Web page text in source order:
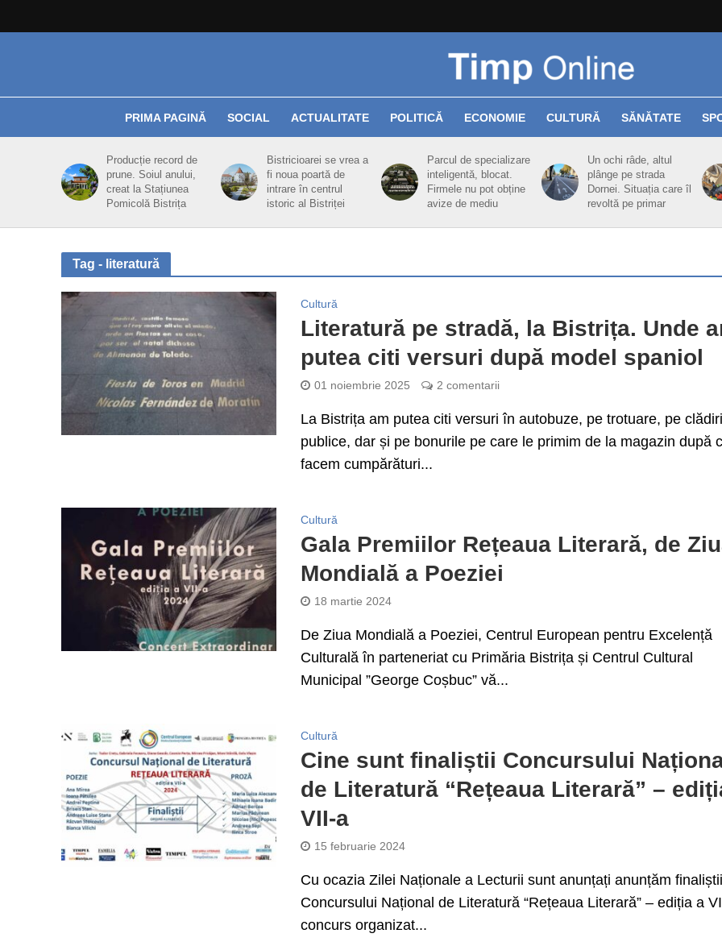
PRIMA PAGINĂ SOCIAL ACTUALITATE POLITICĂ ECONOMIE CULTURĂ SĂNĂTATE
Producție record de
prune. Soiul anului,
creat la Stațiunea
Pomicolă Bistrița
Bistricioarei se vrea a
fi noua poartă de
intrare în centrul
istoric al Bistriței
Parcul de specializare
inteligentă, blocat.
Firmele nu pot obține
avize de mediu
Un ochi râde, altul
plânge pe strada
Dornei. Situația care îl
revoltă pe primar
Tag - literatură
Cultură
Literatură pe stradă, la Bistrița. Unde
putea citi versuri după model spaniol
01 noiembrie 2025 2 comentarii
La Bistrița am putea citi versuri în autobuze, pe trotuare, pe clădiri
publice, dar și pe bonurile pe care le primim de la magazin după
facem cumpărături...
Cultură
Gala Premiilor Rețeaua Literară, de
Mondială a Poeziei
18 martie 2024
De Ziua Mondială a Poeziei, Centrul European pentru Excelență
Culturală în parteneriat cu Primăria Bistrița și Centrul Cultural
Municipal ”George Coșbuc” vă...
Cultură
Cine sunt finaliștii Concursului
de Literatură “Rețeaua Literară” –
VII-a
15 februarie 2024
Cu ocazia Zilei Naționale a Lecturii sunt anunțați anunțăm finaliștii
Concursului Național de Literatură “Rețeaua Literară” – ediția a
concurs organizat...